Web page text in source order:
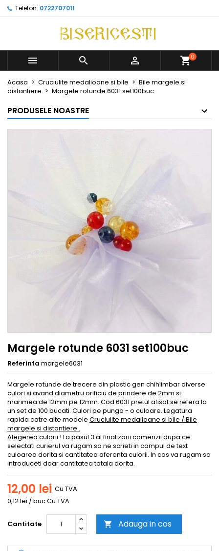
Telefon: 0722707011
   0
Acasa Cruciulite medalioane si bile
Bile margele si
distantiere
Margele rotunde 6031 set100buc
PRODUSELE NOASTRE
Margele rotunde 6031 set100buc
Referinta margele6031
Margele rotunde de trecere din plastic gen chihlimbar diverse
culori si avand diametru orificiu de prindere de 2mm si
marimea de 12mm pe 12mm. Cod 6031 pretul afisat se refera la
un set de 100 bucati. Culori pe punga - o culoare. Legatura
rapida catre alte modele Cruciulite medalioane si bile / Bile
margele si distantiere .
Alegerea culorii ! La pasul 3 al finalizarii comenzii dupa ce
selectati curierul va rugam sa ne scrieti in campul de text
culoarea dorita si cantitatea aferenta culorii. In cos va rugam sa
introduceti doar cantitatea totala dorita.
12,00 lei Cu TVA
0,12 lei / buc Cu TVA
Cantitate  Adauga in cos